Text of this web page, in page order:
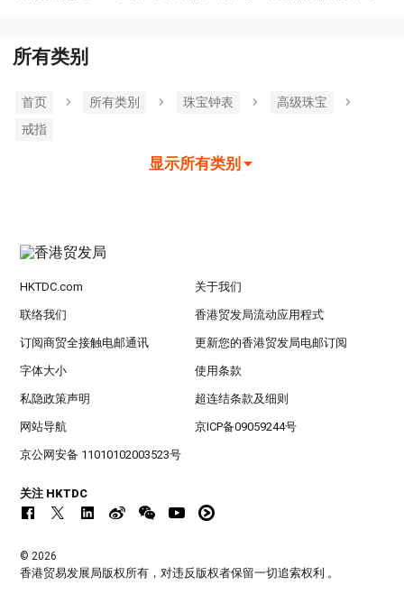
所有类别
首页 所有类別 珠宝钟表
高级珠宝
戒指
显示所有类别
HKTDC.com 关于我们
联络我们 香港贸发局流动应用程式
订阅商贸全接触电邮通讯 更新您的香港贸发局电邮订阅
字体大小 使用条款
私隐政策声明 超连结条款及细则
网站导航 京ICP备09059244号
京公网安备 11010102003523号
关注 HKTDC
© 2026
香港贸易发展局版权所有，对违反版权者保留一切追索权利 。